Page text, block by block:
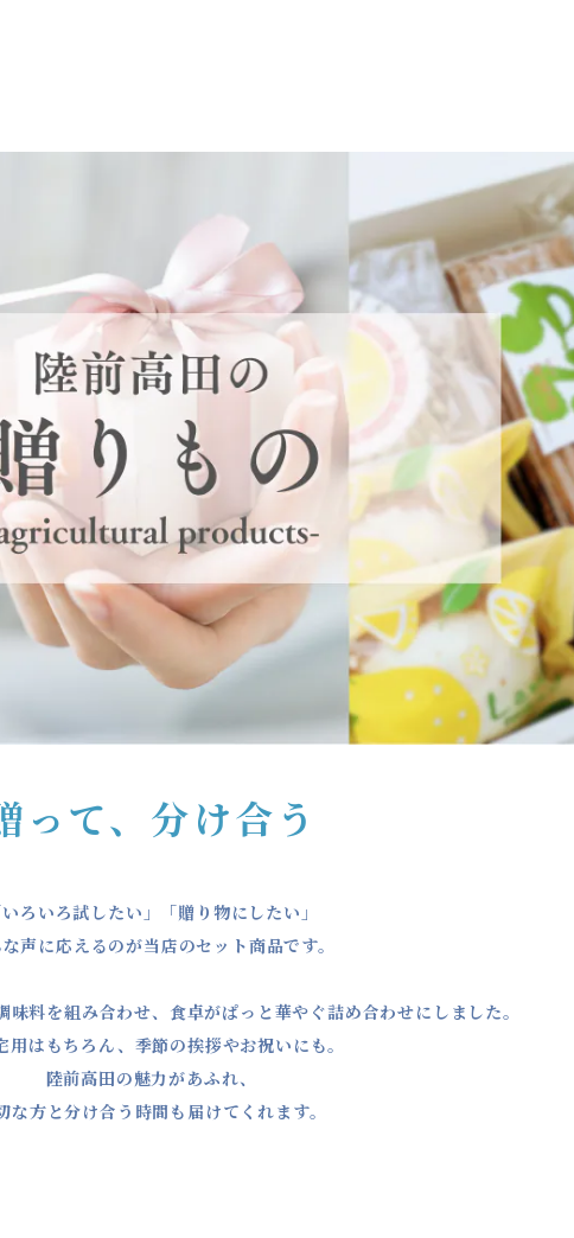
って、分け合う
いろいろ試したい」「贈り物にしたい」
声に応えるのが当店のセット商品です。
料を組み合わせ、食卓がぱっと華やぐ詰め合わせにしました。
用はもちろん、季節の挨拶やお祝いにも。
陸前高田の魅力があふれ、
な方と分け合う時間も届けてくれます。